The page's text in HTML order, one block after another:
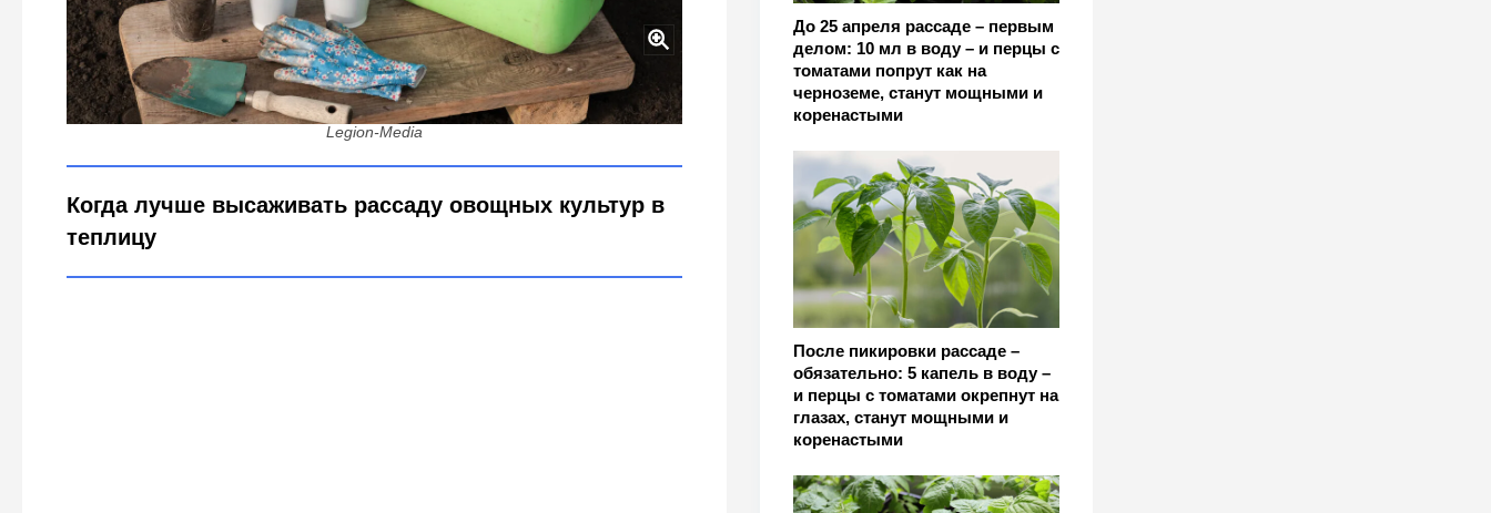
До 25 апреля рассаде – первым
делом: 10 мл в воду – и перцы с
томатами попрут как на
черноземе, станут мощными и
коренастыми
После пикировки рассаде –
обязательно: 5 капель в воду –
и перцы с томатами окрепнут на
глазах, станут мощными и
коренастыми
Стоит ли высаживать рассаду томатов, перцев и баклажанов до конца апреля
- ответ садовода: от этого зависит урожайность
Legion-Media
Когда лучше высаживать рассаду овощных культур в
теплицу